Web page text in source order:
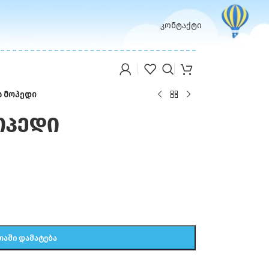
კონტაქტი
მოპედი
ᲓᲐᲛᲐᲢᲔᲑᲐ